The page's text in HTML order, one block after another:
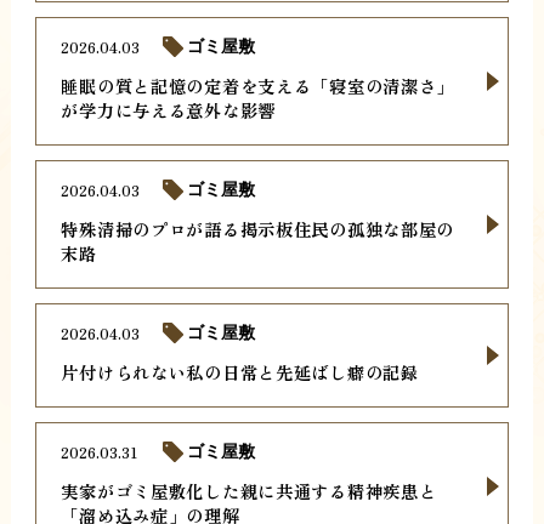
睡眠の質と記憶の定着を支える「寝室の清潔さ」
が学力に与える意外な影響
2026.04.03 ゴミ屋敷
特殊清掃のプロが語る掲示板住民の孤独な部屋の
末路
2026.04.03 ゴミ屋敷
片付けられない私の日常と先延ばし癖の記録
2026.04.03 ゴミ屋敷
実家がゴミ屋敷化した親に共通する精神疾患と
「溜め込み症」の理解
2026.03.31 ゴミ屋敷